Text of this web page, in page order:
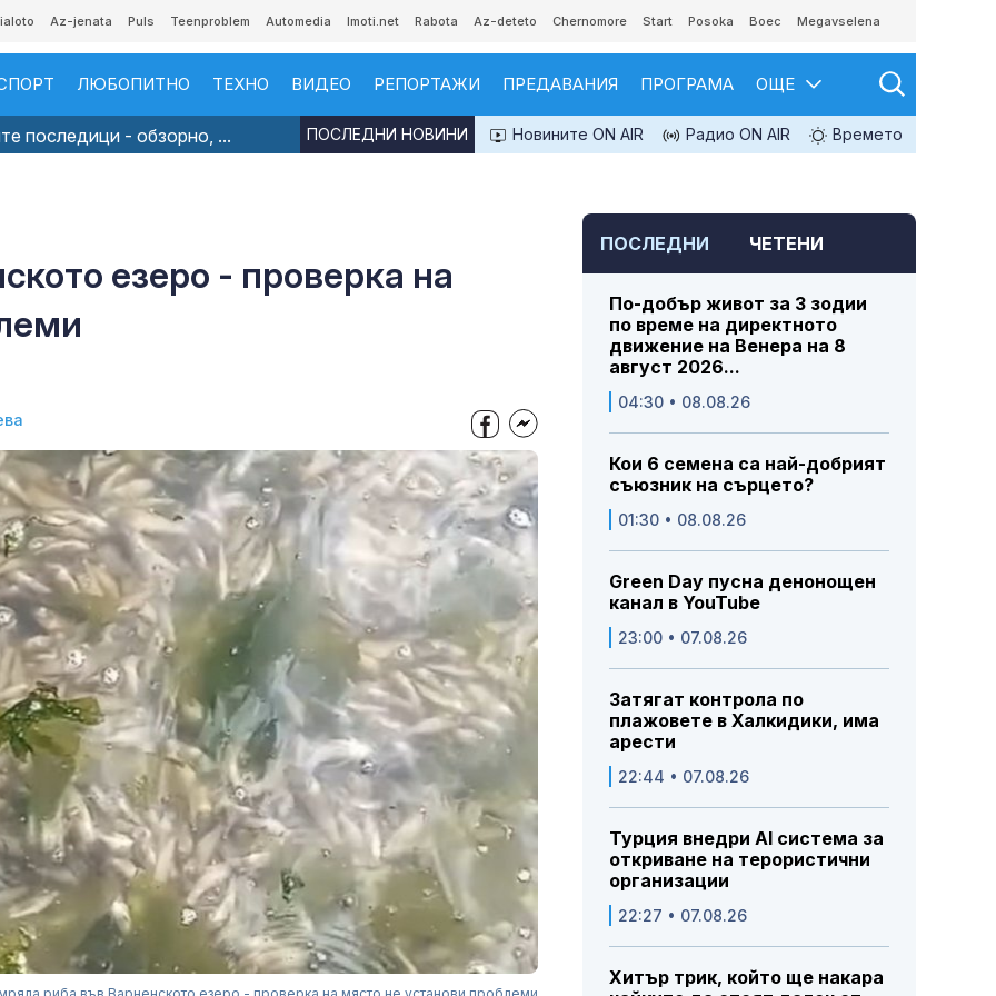
Az-jenata Puls Teenproblem Automedia Imoti.net Rabota Az-deteto Chernomore Start Posoka Boec Megavselena
ЛЮБОПИТНО ТЕХНО ВИДЕО РЕПОРТАЖИ ПРЕДАВАНИЯ ПРОГРАМА ОЩЕ
последици - обзорно, ... Новините ON AIR Радио ON AIR Времето
ПОСЛЕДНИ НОВИНИ
езеро - проверка на
ПОСЛЕДНИ ЧЕТЕНИ
По-добър живот за 3 зодии
по време на директното
движение на Венера на 8
август 2026...
04:30 • 08.08.26
Кои 6 семена са най-добрият
съюзник на сърцето?
01:30 • 08.08.26
Green Day пусна денонощен
канал в YouTube
23:00 • 07.08.26
Затягат контрола по
плажовете в Халкидики, има
арести
22:44 • 07.08.26
Турция внедри AI система за
откриване на терористични
организации
22:27 • 07.08.26
Хитър трик, който ще накара